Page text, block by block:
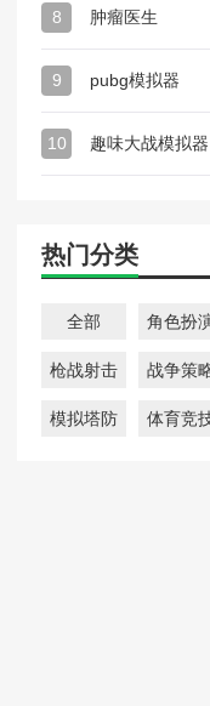
8 肿瘤医生
9 pubg模拟器
10 趣味大战模拟器
热门分类
全部 角色扮
枪战射击 战争策
模拟塔防 体育竞